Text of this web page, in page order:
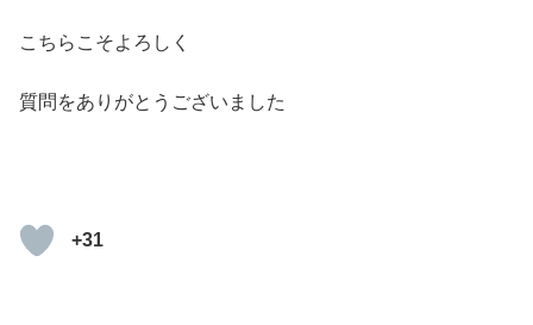
こちらこそよろしく
質問をありがとうございました
+31